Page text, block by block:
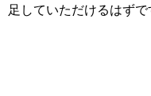
足していただけるはずで